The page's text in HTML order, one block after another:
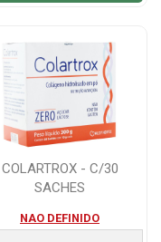
COLARTROX - C/30
SACHES
NAO DEFINIDO